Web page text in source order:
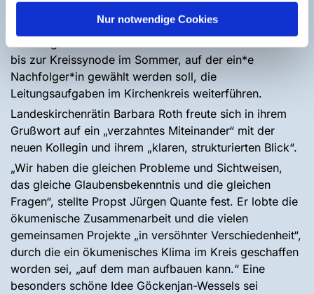
Nur notwendige Cookies
Wessel im Kreis des Kreissynodalvorstandes von ihren
Aufgaben mit einem humorvollen und dankbaren Blick
bis zur Kreissynode im Sommer, auf der ein*e
Nachfolger*in gewählt werden soll, die
Leitungsaufgaben im Kirchenkreis weiterführen.
Landeskirchenrätin Barbara Roth freute sich in ihrem
Grußwort auf ein „verzahntes Miteinander“ mit der
neuen Kollegin und ihrem „klaren, strukturierten Blick“.
„Wir haben die gleichen Probleme und Sichtweisen,
das gleiche Glaubensbekenntnis und die gleichen
Fragen“, stellte Propst Jürgen Quante fest. Er lobte die
ökumenische Zusammenarbeit und die vielen
gemeinsamen Projekte „in versöhnter Verschiedenheit“,
durch die ein ökumenisches Klima im Kreis geschaffen
worden sei, „auf dem man aufbauen kann.“ Eine
besonders schöne Idee Göckenjan-Wessels sei